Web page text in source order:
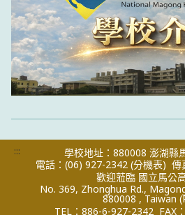
:::
學校地址：880008 澎湖縣
電話：(06) 927-2342 (分機表) 傳
歡迎蒞臨 國立馬公
No. 369, Zhonghua Rd.,
880008 , Taiwan
TEL：886-6-927-2342 FAX